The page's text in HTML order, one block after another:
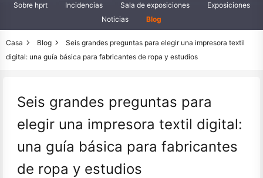
Sobre hprt Incidencias Sala de exposiciones
Exposiciones
Noticias
Blog
Casa Blog
Seis grandes preguntas para elegir una impresora textil
digital: una guía básica para fabricantes de ropa y estudios
Seis grandes preguntas para
elegir una impresora textil digital:
una guía básica para fabricantes
de ropa y estudios